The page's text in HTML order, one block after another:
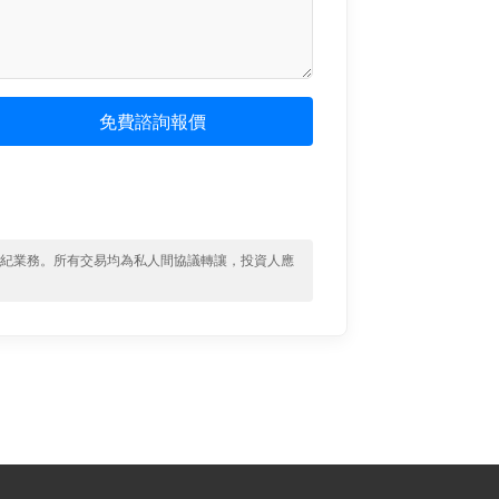
免費諮詢報價
業務。所有交易均為私人間協議轉讓，投資人應